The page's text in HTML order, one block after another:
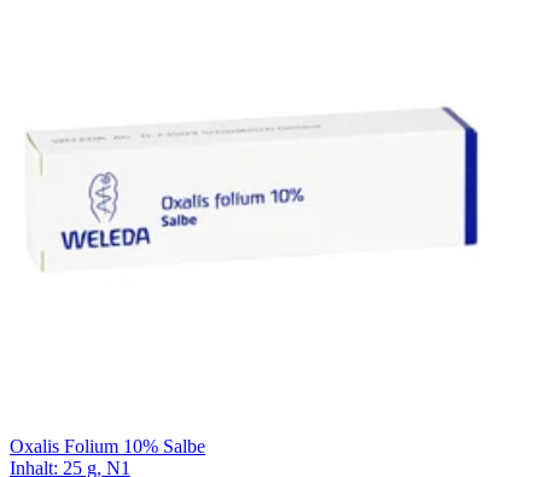
Oxalis Folium 10% Salbe
Inhalt: 25 g, N1